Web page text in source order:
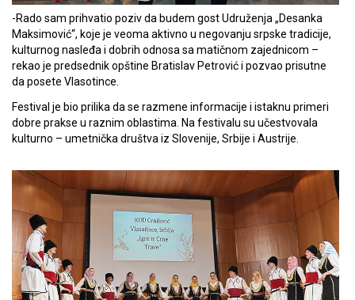
-Rado sam prihvatio poziv da budem gost Udruženja „Desanka
Maksimović“, koje je veoma aktivno u negovanju srpske tradicije,
kulturnog nasleđa i dobrih odnosa sa matičnom zajednicom –
rekao je predsednik opštine Bratislav Petrović i pozvao prisutne
da posete Vlasotince.
Festival je bio prilika da se razmene informacije i istaknu primeri
dobre prakse u raznim oblastima. Na festivalu su učestvovala
kulturno – umetnička društva iz Slovenije, Srbije i Austrije.